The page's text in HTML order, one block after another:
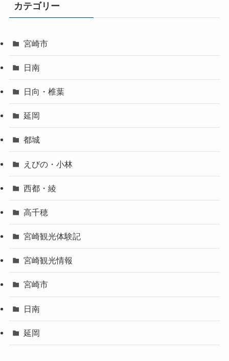
カテゴリー
宮崎市
日南
日向・椎葉
延岡
都城
えびの・小林
西都・綾
高千穂
宮崎観光体験記
宮崎観光情報
宮崎市
日南
延岡